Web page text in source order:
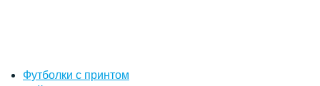
Футболки с принтом